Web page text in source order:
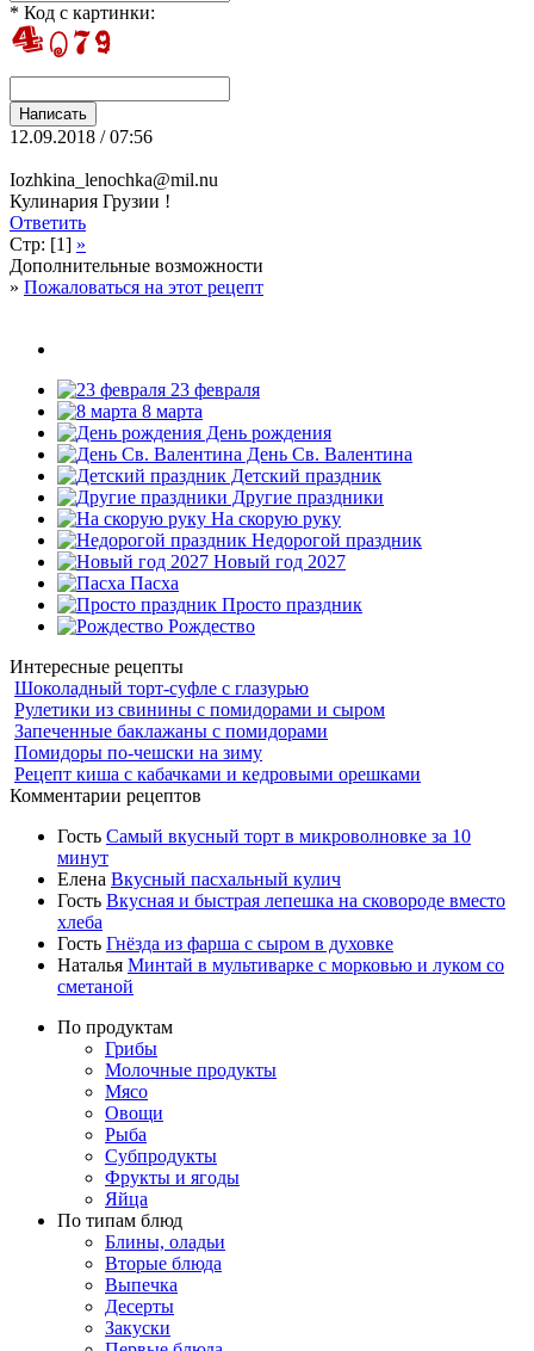
* Код с картинки:
12.09.2018 / 07:56
Iozhkina_lenochka@mil.nu
Кулинария Грузии !
Ответить
Стр: [1] »
Дополнительные возможности
» Пожаловаться на этот рецепт
23 февраля
8 марта
День рождения
День Св. Валентина
Детский праздник
Другие праздники
На скорую руку
Недорогой праздник
Новый год 2027
Пасха
Просто праздник
Рождество
Интересные рецепты
Шоколадный торт-суфле с глазурью
Рулетики из свинины с помидорами и сыром
Запеченные баклажаны с помидорами
Помидоры по-чешски на зиму
Рецепт киша с кабачками и кедровыми орешками
Комментарии рецептов
Гость Самый вкусный торт в микроволновке за 10
минут
Елена Вкусный пасхальный кулич
Гость Вкусная и быстрая лепешка на сковороде вместо
хлеба
Гость Гнёзда из фарша с сыром в духовке
Наталья Минтай в мультиварке с морковью и луком со
сметаной
По продуктам
Грибы
Молочные продукты
Мясо
Овощи
Рыба
Субпродукты
Фрукты и ягоды
Яйца
По типам блюд
Блины, оладьи
Вторые блюда
Выпечка
Десерты
Закуски